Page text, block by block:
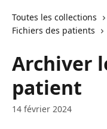
Toutes les collections
Fichiers des patients
Archiver
patient
14 février 2024